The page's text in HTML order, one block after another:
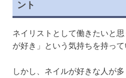
ント
ネイリストとして働きたいと
が好き」という気持ちを持って
しかし、ネイルが好きな人が